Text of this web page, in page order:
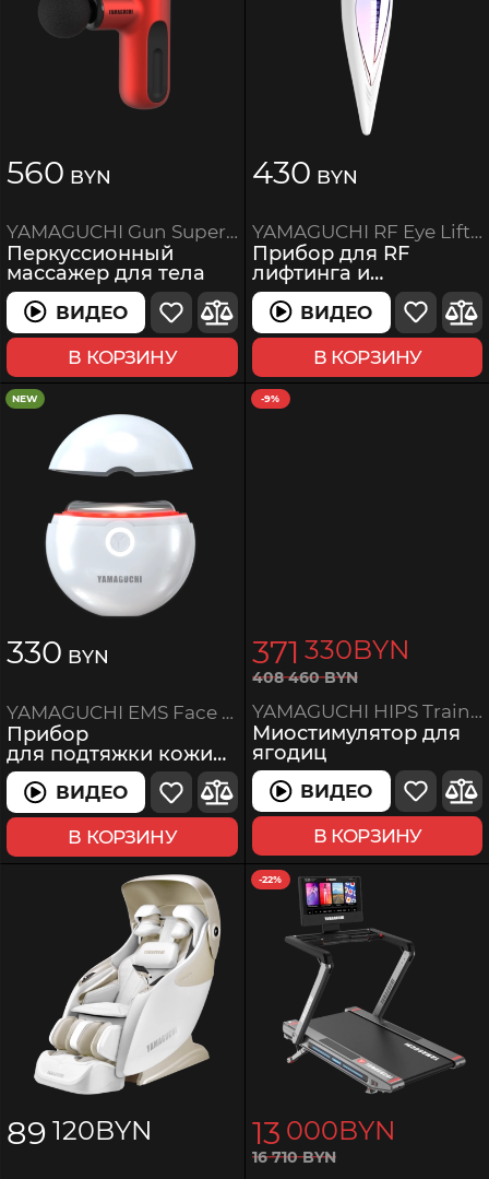
560 BYN
YAMAGUCHI Gun Super Mini
Перкуссионный
массажер для тела
ВИДЕО
В КОРЗИНУ
430 BYN
YAMAGUCHI RF Eye Lifting
Прибор для RF
лифтинга и
омоложения кожи
вокруг глаз
ВИДЕОВИДЕО
В КОРЗИНУ
NEW
330 BYN
YAMAGUCHI EMS Face Lifting
Прибор
для подтяжки кожи
лица и декольте
ВИДЕОВИДЕО
В КОРЗИНУ
-9%
371 330BYN
408 460BYN
YAMAGUCHI HIPS Trainer MIO
Миостимулятор для
ягодиц
ВИДЕО
В КОРЗИНУ
89 120BYN
-22%
13 000BYN
16 710BYN